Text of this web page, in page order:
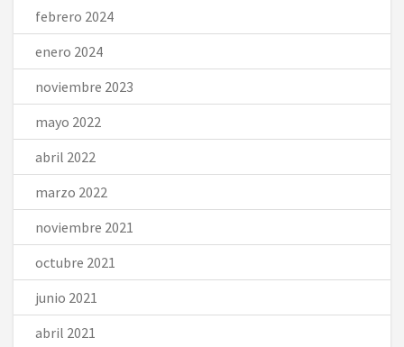
febrero 2024
enero 2024
noviembre 2023
mayo 2022
abril 2022
marzo 2022
noviembre 2021
octubre 2021
junio 2021
abril 2021